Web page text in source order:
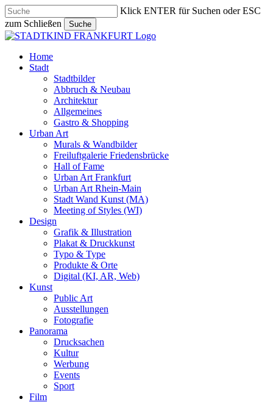
Skip
to
main
content
Klick ENTER für Suchen oder ESC
zum Schließen
Suche
Close
search
Menu
Home
Stadt
Stadtbilder
Abbruch & Neubau
Architektur
Allgemeines
Gastro & Shopping
Urban Art
Murals & Wandbilder
Freiluftgalerie Friedensbrücke
Hall of Fame
Urban Art Frankfurt
Urban Art Rhein-Main
Stadt Wand Kunst (MA)
Meeting of Styles (WI)
Design
Grafik & Illustration
Plakat & Druckkunst
Typo & Type
Produkte & Orte
Digital (KI, AR, Web)
Kunst
Public Art
Ausstellungen
Fotografie
Panorama
Drucksachen
Kultur
Werbung
Events
Sport
Film